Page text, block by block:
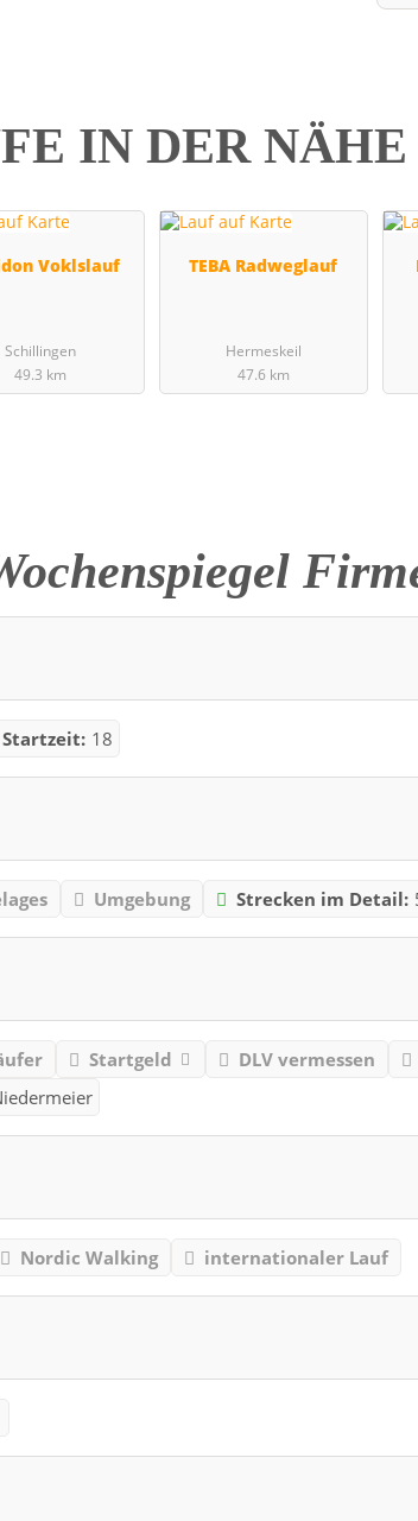
IN DER NÄHE
Voklslauf
Schillingen
49.3 km
TEBA Radweglauf
Hermeskeil
47.6 km
Startzeit: 18
Umgebung Strecken im Detail:
Startgeld DLV vermessen
Nordic Walking internationaler Lauf